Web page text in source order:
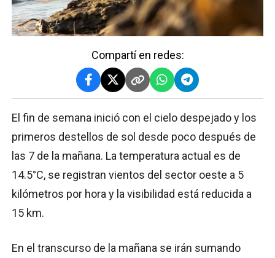
Compartí en redes:
El fin de semana inició con el cielo despejado y los
primeros destellos de sol desde poco después de
las 7 de la mañana. La temperatura actual es de
14.5°C, se registran vientos del sector oeste a 5
kilómetros por hora y la visibilidad está reducida a
15 km.
En el transcurso de la mañana se irán sumando